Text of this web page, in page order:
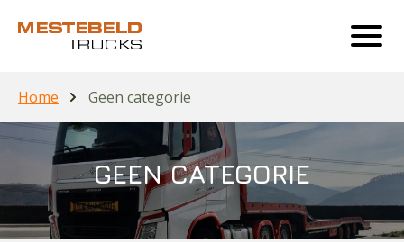
Home Geen categorie
GEEN CATEGORIE